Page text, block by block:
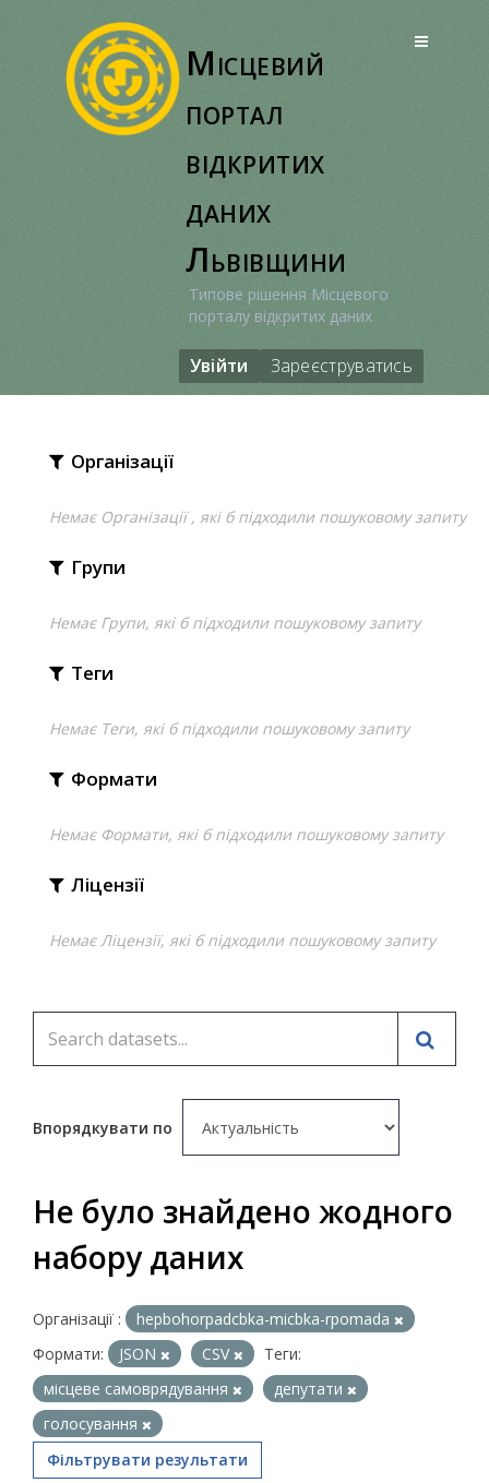
Місцевий
портал
відкритих
даних
Львівщини
Типове рішення Місцевого
порталу відкритих даних
Увійти Зареєструватись
Організації
Немає Організації , які б підходили пошуковому запиту
Групи
Немає Групи, які б підходили пошуковому запиту
Теги
Немає Теги, які б підходили пошуковому запиту
Формати
Немає Формати, які б підходили пошуковому запиту
Ліцензії
Немає Ліцензії, які б підходили пошуковому запиту
Впорядкувати по
Не було знайдено жодного
набору даних
Організації :
hepbohorpadcbka-micbka-rpomada
Формати:
JSON CSV
Теги:
місцеве самоврядування
депутати
голосування
Фільтрувати результати